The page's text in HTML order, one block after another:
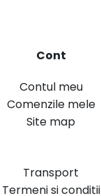
Cont
Contul meu
Comenzile mele
Site map
Transport
Termeni si conditii